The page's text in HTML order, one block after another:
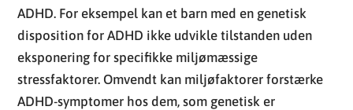
ADHD. For eksempel kan et barn med en genetisk
disposition for ADHD ikke udvikle tilstanden uden
eksponering for specifikke miljømæssige
stressfaktorer. Omvendt kan miljøfaktorer forstærke
ADHD-symptomer hos dem, som genetisk er